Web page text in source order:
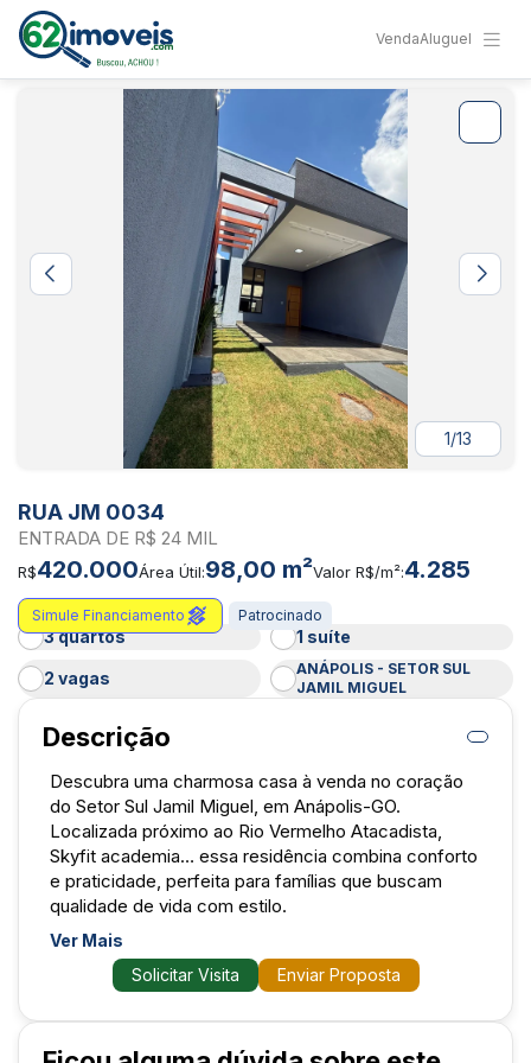
VendaAluguel
1/13
RUA JM 0034
ENTRADA DE R$ 24 MIL
R$420.000Área Útil:98,00 m²Valor R$/m²:4.285
Patrocinado
Simule Financiamento
3 quartos 1 suíte
2 vagas
ANÁPOLIS - SETOR SUL
JAMIL MIGUEL
Descrição
Descubra uma charmosa casa à venda no coração
do Setor Sul Jamil Miguel, em Anápolis-GO.
Localizada próximo ao Rio Vermelho Atacadista,
Skyfit academia… essa residência combina conforto
e praticidade, perfeita para famílias que buscam
qualidade de vida com estilo.
Destaques do imóvel:
- 3 dormitórios (1 suíte)
- Casa moderna, piso em porcelanato, detalhes em
pedra
Ver Mais
Solicitar Visita
Enviar Proposta